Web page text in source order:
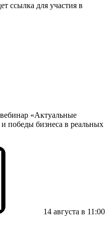
ссылка для участия в
«Актуальные
победы бизнеса в реальных
14 августа в 11:00